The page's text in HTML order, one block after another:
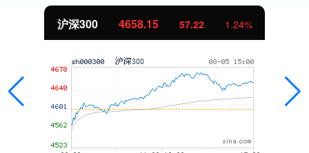
沪深300 4658.15 57.22 1.24%